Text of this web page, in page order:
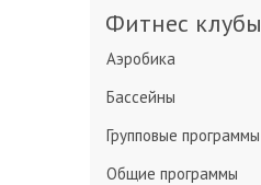
Фитнес клубы
Аэробика
Бассейны
Групповые программы
Общие программы